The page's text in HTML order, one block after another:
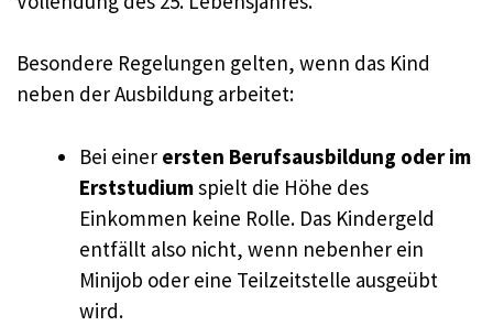
Besondere Regelungen gelten, wenn das Kind
neben der Ausbildung arbeitet:
Bei einer ersten Berufsausbildung oder im
Erststudiumspielt die Höhe des
Einkommen keine Rolle. Das Kindergeld
entfällt also nicht, wenn nebenher ein
Minijob oder eine Teilzeitstelle ausgeübt
wird.